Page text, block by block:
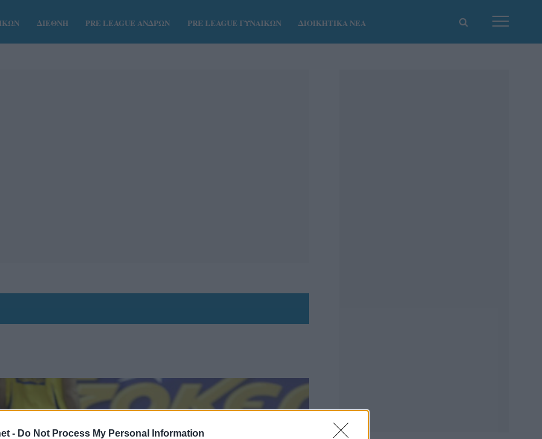
- Do Not Process My Personal Information
ΔΙΕΘΝΗ PRE LEAGUE ΑΝΔΡΩΝ PRE LEAGUE ΓΥΝΑΙΚΩΝ ΔΙΟΙΚΗΤΙΚΑ ΝΕΑ